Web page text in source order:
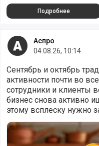
Подробнее
Аспро
04.08.26, 10:14
Сентябрь и октябрь
активности почти во
сотрудники и клиенты
бизнес снова активно
этому всплеску нужно
а не когда сезон уже
Как подготовить сайт